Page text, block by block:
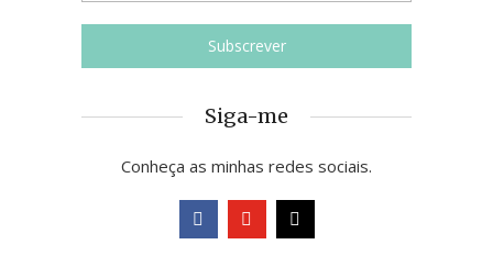
Siga-me
Conheça as minhas redes sociais.